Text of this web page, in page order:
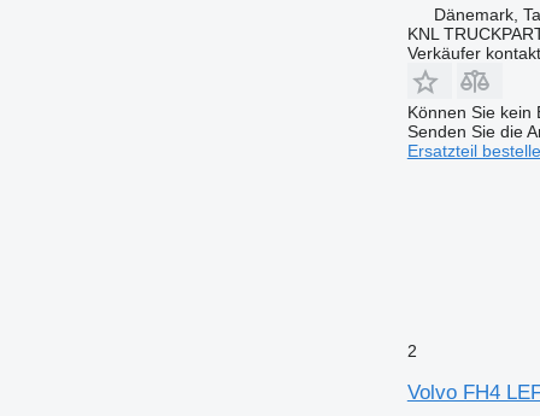
Dänemark,
KNL
Verkäufer
Können Sie kein
Senden Sie die
Ersatzteil
2
Volvo FH4